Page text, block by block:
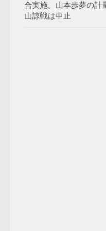
合実施。山本歩夢の計
山諒戦は中止